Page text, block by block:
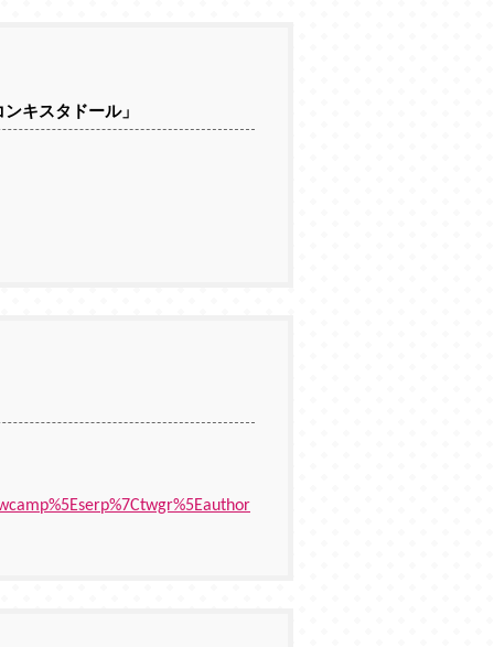
キスタドール」